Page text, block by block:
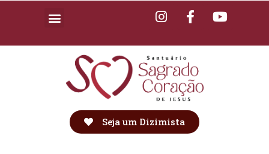
Seja um Dizimista